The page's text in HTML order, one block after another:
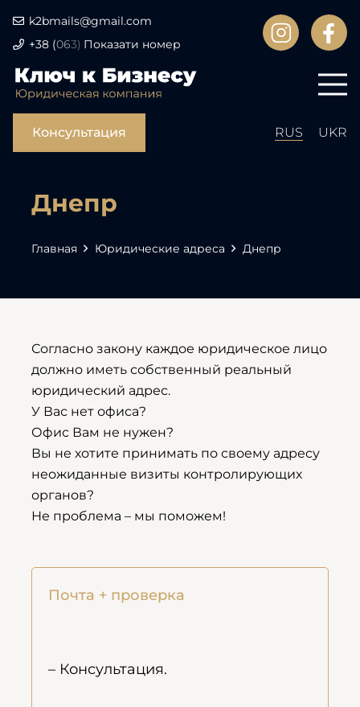
k2bmails@gmail.com
+38(063) Показати номер
Консультация RUS UKR
Днепр
Главная Юридические адреса Днепр
Согласно закону каждое юридическое лицо
должно иметь собственный реальный
юридический адрес.
У Вас нет офиса?
Офис Вам не нужен?
Вы не хотите принимать по своему адресу
неожиданные визиты контролирующих
органов?
Не проблема – мы поможем!
Почта + проверка
– Консультация.